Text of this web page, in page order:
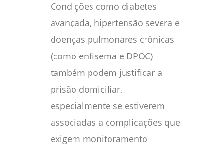
Condições como diabetes
avançada, hipertensão severa e
doenças pulmonares crônicas
(como enfisema e DPOC)
também podem justificar a
prisão domiciliar,
especialmente se estiverem
associadas a complicações que
exigem monitoramento